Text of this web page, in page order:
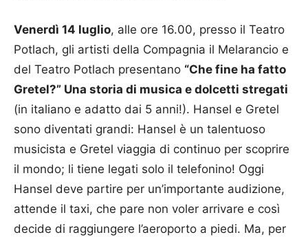
Venerdì 14 luglio, alle ore 16.00, presso il Teatro
Potlach, gli artisti della Compagnia il Melarancio e
del Teatro Potlach presentano “Che fine ha fatto
Gretel?” Una storia di musica e dolcetti stregati
(in italiano e adatto dai 5 anni!). Hansel e Gretel
sono diventati grandi: Hansel è un talentuoso
musicista e Gretel viaggia di continuo per scoprire
il mondo; li tiene legati solo il telefonino! Oggi
Hansel deve partire per un’importante audizione,
attende il taxi, che pare non voler arrivare e così
decide di raggiungere l’aeroporto a piedi. Ma, per